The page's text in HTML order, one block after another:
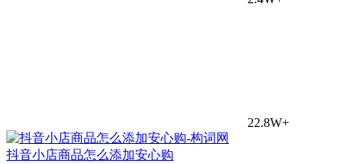
22.8W+
抖音小店商品怎么添加安心购